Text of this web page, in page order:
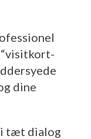
dine
i tæt dialog